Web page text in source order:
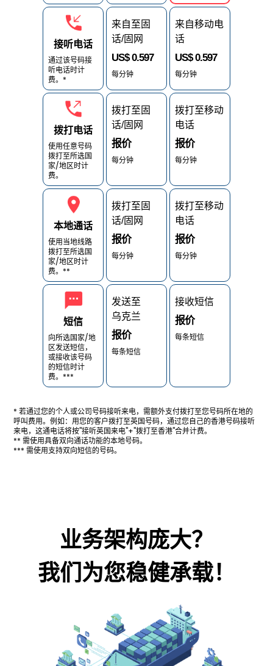
接听电话
通过该号码接
听电话时计
费。*
拨打电话
使用任意号码
拨打至所选国
家/地区时计
费。
本地通话
使用当地线路
拨打至所选国
家/地区时计
费。**
短信
向所选国家/地
区发送短信，
或接收该号码
的短信时计
费。***
来自至固
话/固网
US$ 0.597
每分钟
拨打至固
话/固网
报价
每分钟
拨打至固
话/固网
报价
每分钟
发送至
乌克兰
报价
每条短信
来自移动电
话
US$ 0.597
每分钟
拨打至移动
电话
报价
每分钟
拨打至移动
电话
报价
每分钟
接收短信
报价
每条短信
* 若通过您的个人或公司号码接听来电，需额外支付拨打至您号码所在地的
呼叫费用。例如：用您的客户拨打至英国号码，通过您自己的香港号码接听
来电，这通电话将按"接听英国来电"+"拨打至香港"合并计费。
** 需使用具备双向通话功能的本地号码。
*** 需使用支持双向短信的号码。
业务架构庞大？
我们为您稳健承载！